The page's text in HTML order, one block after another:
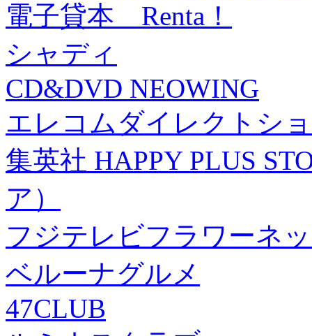
電子貸本 Renta！
シャディ
CD&DVD NEOWING
エレコムダイレクトシ
集英社 HAPPY PLUS
ア）
フジテレビフラワーネ
ベルーナグルメ
47CLUB